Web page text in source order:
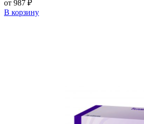
от 987 ₽
В корзину